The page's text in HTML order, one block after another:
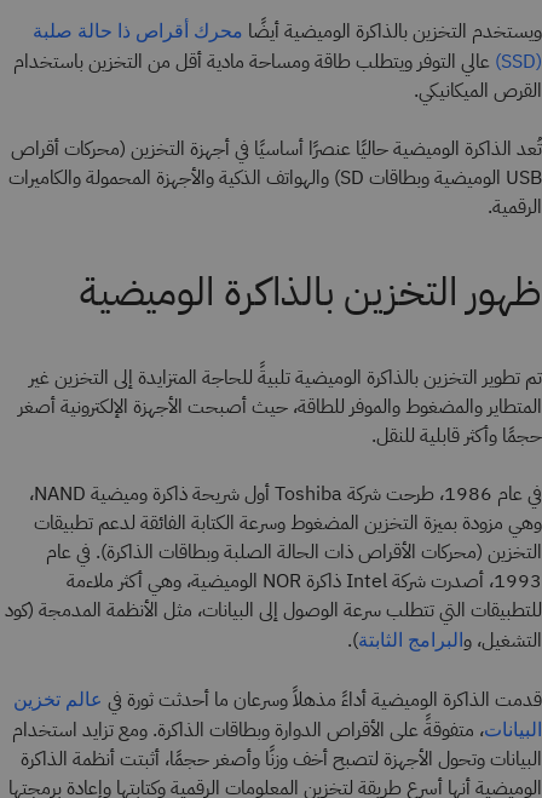
ويستخدم التخزين بالذاكرة الوميضية أيضًا محرك أقراص ذا حالة صلبة
(SSD)
عالي التوفر ويتطلب طاقة ومساحة مادية أقل من التخزين باستخدام
القرص الميكانيكي.
تُعد الذاكرة الوميضية حاليًا عنصرًا أساسيًا في أجهزة التخزين (محركات أقراص
USB الوميضية وبطاقات SD) والهواتف الذكية والأجهزة المحمولة والكاميرات
الرقمية.
ظهور التخزين بالذاكرة الوميضية
تم تطوير التخزين بالذاكرة الوميضية تلبيةً للحاجة المتزايدة إلى التخزين غير
المتطاير والمضغوط والموفر للطاقة، حيث أصبحت الأجهزة الإلكترونية أصغر
حجمًا وأكثر قابلية للنقل.
في عام 1986، طرحت شركة Toshiba أول شريحة ذاكرة وميضية NAND،
وهي مزودة بميزة التخزين المضغوط وسرعة الكتابة الفائقة لدعم تطبيقات
التخزين (محركات الأقراص ذات الحالة الصلبة وبطاقات الذاكرة). في عام
1993، أصدرت شركة Intel ذاكرة NOR الوميضية، وهي أكثر ملاءمة
للتطبيقات التي تتطلب سرعة الوصول إلى البيانات، مثل الأنظمة المدمجة (كود
التشغيل، والبرامج الثابتة).
قدمت الذاكرة الوميضية أداءً مذهلاً وسرعان ما أحدثت ثورة في عالم تخزين
البيانات، متفوقةً على الأقراص الدوارة وبطاقات الذاكرة. ومع تزايد استخدام
البيانات وتحول الأجهزة لتصبح أخف وزنًا وأصغر حجمًا، أثبتت أنظمة الذاكرة
الوميضية أنها أسرع طريقة لتخزين المعلومات الرقمية وكتابتها وإعادة برمجتها